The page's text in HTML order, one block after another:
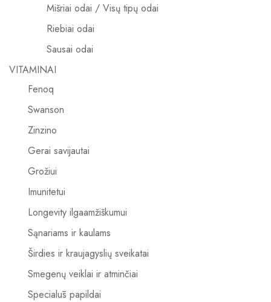
Mišriai odai / Visų tipų odai
Riebiai odai
Sausai odai
VITAMINAI
Fenoq
Swanson
Zinzino
Gerai savijautai
Grožiui
Imunitetui
Longevity ilgaamžiškumui
Sąnariams ir kaulams
Širdies ir kraujagyslių sveikatai
Smegenų veiklai ir atminčiai
Specialūs papildai